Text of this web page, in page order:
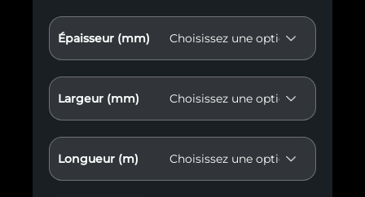
Épaisseur (mm)
Largeur (mm)
Longueur (m)